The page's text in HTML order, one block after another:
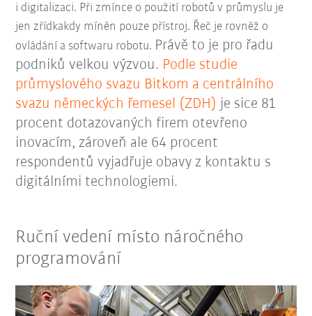
i digitalizaci. Při zmínce o použití robotů v průmyslu je
jen zřídkakdy míněn pouze přístroj. Řeč je rovněž o
ovládání a softwaru robotu. Právě to je pro řadu
podniků velkou výzvou. Podle studie
průmyslového svazu Bitkom a centrálního
svazu německých řemesel (ZDH) je sice 81
procent dotazovaných firem otevřeno
inovacím, zároveň ale 64 procent
respondentů vyjadřuje obavy z kontaktu s
digitálními technologiemi.
Ruční vedení místo náročného
programování